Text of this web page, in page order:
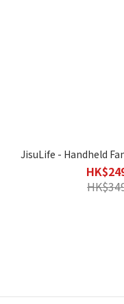
JisuLife - Handheld